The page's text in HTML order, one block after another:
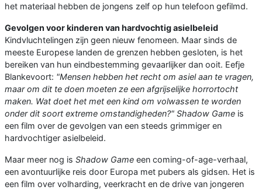
het materiaal hebben de jongens zelf op hun telefoon gefilmd.
Gevolgen voor kinderen van hardvochtig asielbeleid
Kindvluchtelingen zijn geen nieuw fenomeen. Maar sinds de
meeste Europese landen de grenzen hebben gesloten, is het
bereiken van hun eindbestemming gevaarlijker dan ooit. Eefje
Blankevoort: "Mensen hebben het recht om asiel aan te vragen,
maar om dit te doen moeten ze een afgrijselijke horrortocht
maken. Wat doet het met een kind om volwassen te worden
onder dit soort extreme omstandigheden?" Shadow Game is
een film over de gevolgen van een steeds grimmiger en
hardvochtiger asielbeleid.
Maar meer nog is Shadow Game een coming-of-age-verhaal,
een avontuurlijke reis door Europa met pubers als gidsen. Het is
een film over volharding, veerkracht en de drive van jongeren